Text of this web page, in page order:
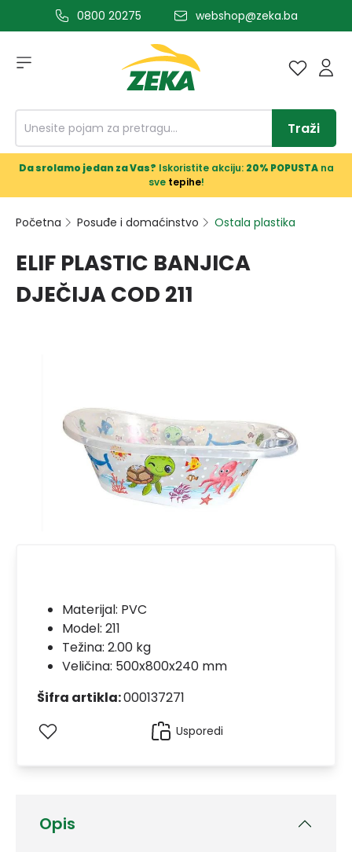
glavni sadržaj0800 20275 webshop@zeka.ba
Traži
Da srolamo jedan za Vas? Iskoristite akciju: 20% POPUSTAna
sve tepihe!
Početna Posuđe i domaćinstvo Ostala plastika
ELIF PLASTIC BANJICA
DJEČIJA COD 211
Opis
Materijal: PVC
Model: 211
Težina: 2.00 kg
Veličina: 500x800x240 mm
Šifra artikla:000137271
Usporedi